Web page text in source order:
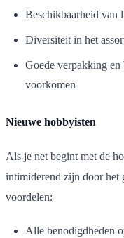
Beschikbaarheid van
Diversiteit in het
Goede verpakking
voorkomen
Nieuwe hobbyisten
Als je net begint met de
intimiderend zijn door het
voordelen:
Alle benodigdheden